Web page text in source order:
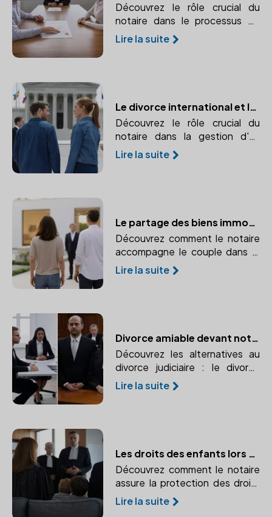
Découvrez le rôle crucial du
notaire dans le processus de
séparation de corps, la gestion
des biens et les conséquences
Lire la suite
Le divorce international et le rôle essentiel du notaire
Découvrez le rôle crucial du
notaire dans la gestion d'un
divorce international, de
l'application des conventions
Lire la suite
Le partage des biens immobiliers en cas de divorce : le rôle du notaire
Découvrez comment le notaire
accompagne le couple dans le
partage des biens communs,
notamment les biens
Lire la suite
Divorce amiable devant notaire ou procédure judiciaire : quelles différences ?
Découvrez les alternatives au
divorce judiciaire : le divorce
amiable devant notaire et la
procédure judiciaire. Comparez
Lire la suite
Les droits des enfants lors d'un divorce : Comment le notaire assure leur protection
Découvrez comment le notaire
assure la protection des droits
des enfants lors d'un divorce.
Pension alimentaire, garde
Lire la suite